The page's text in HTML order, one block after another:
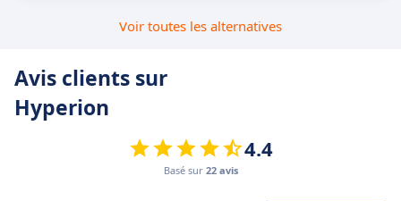
Voir toutes les alternatives
Avis clients sur
Hyperion
4.4
Basé sur 22 avis